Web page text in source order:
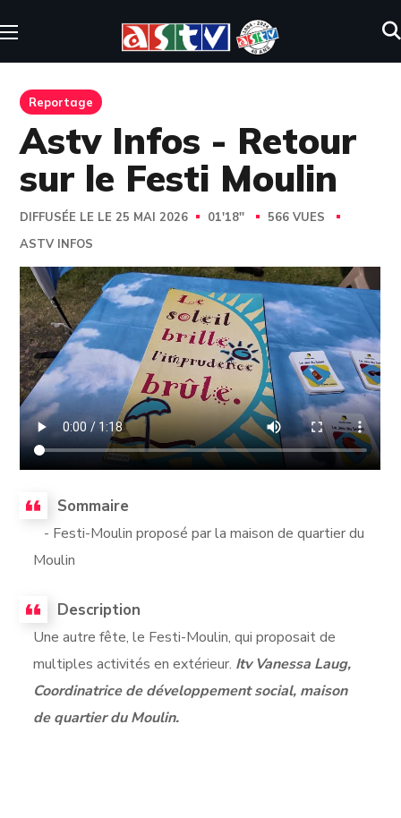
Reportage
Astv Infos - Retour
sur le Festi Moulin
DIFFUSÉE LE LE 25 MAI 2026 01'18''
566 VUES
ASTV INFOS
Sommaire
- Festi-Moulin proposé par la maison de quartier du
Moulin
Description
Une autre fête, le Festi-Moulin, qui proposait de
multiples activités en extérieur. Itv Vanessa Laug,
Coordinatrice de développement social, maison
de quartier du Moulin.